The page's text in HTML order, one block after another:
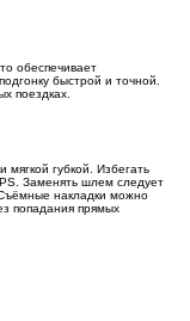
обеспечивает
быстрой и точной.
поездках.
губкой. Избегать
Заменять шлем следует
накладки можно
попадания прямых